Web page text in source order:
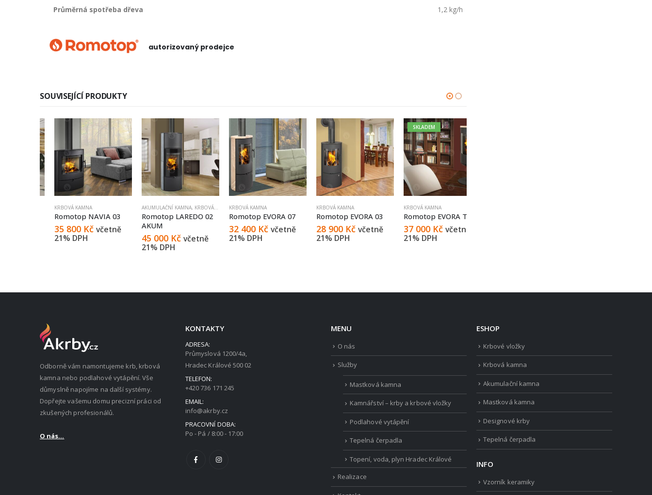
Průměrná spotřeba dřeva 1,2 kg/h
autorizovaný prodejce
SOUVISEJÍCÍ PRODUKTY
KRBOVÁ KAMNA
Romotop NAVIA 03
35 800Kč včetně
21% DPH
AKUMULAČNÍ KAMNA,KRBOVÁ KAMNA
Romotop LAREDO 02
AKUM
45 000Kč včetně
21% DPH
KRBOVÁ KAMNA
Romotop EVORA 07
32 400Kč včetně
21% DPH
KRBOVÁ KAMNA
Romotop EVORA 03
28 900Kč včetně
21% DPH
SKLADEM
KRBOVÁ KAMNA
Romotop EVORA T 07
37 000Kč včetně
21% DPH
Odborně vám namontujeme krb, krbová
kamna nebo podlahové vytápění. Vše
důmyslně napojíme na další systémy.
Dopřejte vašemu domu precizní práci od
zkušených profesionálů.
O nás...
KONTAKTY
ADRESA:
Průmyslová 1200/4a,
Hradec Králové 500 02
TELEFON:
+420 736 171 245
EMAIL:
info@akrby.cz
PRACOVNÍ DOBA:
Po - Pá / 8:00 - 17:00
MENU
O nás
Služby
Mastková kamna
Kamnářství – krby a krbové vložky
Podlahové vytápění
Tepelná čerpadla
Topení, voda, plyn Hradec Králové
Realizace
ESHOP
Krbové vložky
Krbová kamna
Akumulační kamna
Mastková kamna
Designové krby
Tepelná čerpadla
INFO
Vzorník keramiky